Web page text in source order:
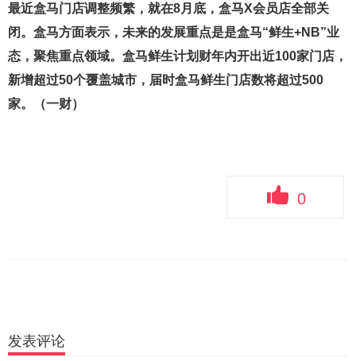
最近盒马门店调整频繁，就在8月底，盒马X会员店全部关
闭。盒马方面表示，未来的发展重点是是盒马“鲜生+NB”业
态，聚焦重点领域。盒马鲜生计划财年内开出近100家门店，
新增超过50个覆盖城市，届时盒马鲜生门店数将超过500
家。（一财）
0
发表评论